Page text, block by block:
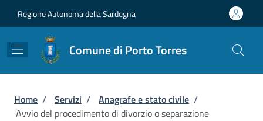
Regione Autonoma della Sardegna
Comune di Porto Torres
Briciole di pane
Home / Servizi / Anagrafe e stato civile /
Avvio del procedimento di divorzio o separazione